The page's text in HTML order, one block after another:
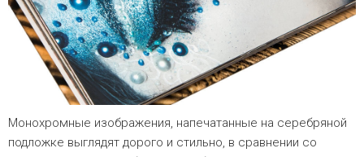
Монохромные изображения, напечатанные на серебряной
подложке выглядят дорого и стильно, в сравнении со